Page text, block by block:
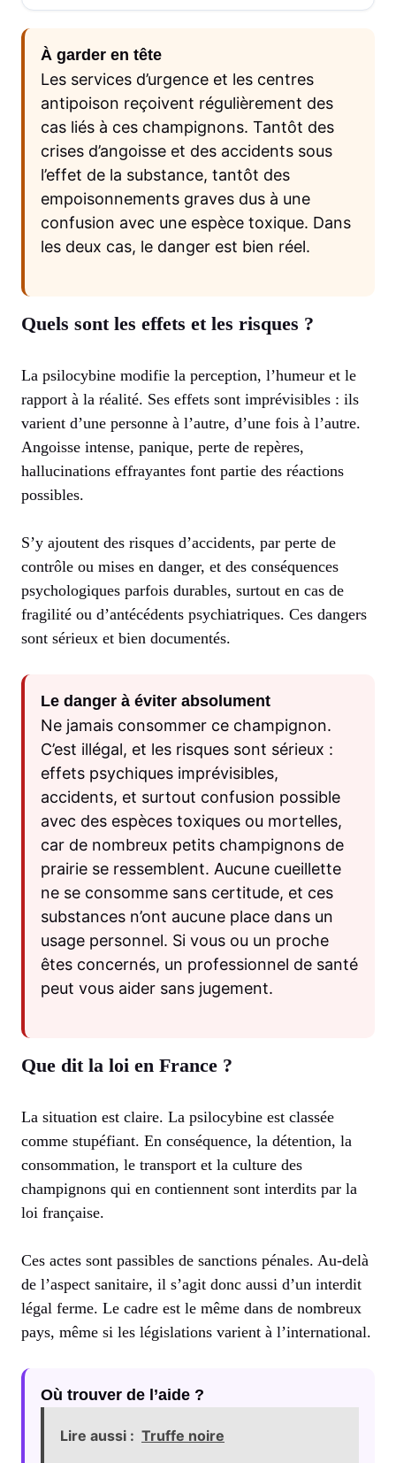
À garder en tête
Les services d’urgence et les centres
antipoison reçoivent régulièrement des
cas liés à ces champignons. Tantôt des
crises d’angoisse et des accidents sous
l’effet de la substance, tantôt des
empoisonnements graves dus à une
confusion avec une espèce toxique. Dans
les deux cas, le danger est bien réel.
Quels sont les effets et les risques ?
La psilocybine modifie la perception, l’humeur et le
rapport à la réalité. Ses effets sont imprévisibles : ils
varient d’une personne à l’autre, d’une fois à l’autre.
Angoisse intense, panique, perte de repères,
hallucinations effrayantes font partie des réactions
possibles.
S’y ajoutent des risques d’accidents, par perte de
contrôle ou mises en danger, et des conséquences
psychologiques parfois durables, surtout en cas de
fragilité ou d’antécédents psychiatriques. Ces dangers
sont sérieux et bien documentés.
Le danger à éviter absolument
Ne jamais consommer ce champignon.
C’est illégal, et les risques sont sérieux :
effets psychiques imprévisibles,
accidents, et surtout confusion possible
avec des espèces toxiques ou mortelles,
car de nombreux petits champignons de
prairie se ressemblent. Aucune cueillette
ne se consomme sans certitude, et ces
substances n’ont aucune place dans un
usage personnel. Si vous ou un proche
êtes concernés, un professionnel de santé
peut vous aider sans jugement.
Que dit la loi en France ?
La situation est claire. La psilocybine est classée
comme stupéfiant. En conséquence, la détention, la
consommation, le transport et la culture des
champignons qui en contiennent sont interdits par la
loi française.
Ces actes sont passibles de sanctions pénales. Au-delà
de l’aspect sanitaire, il s’agit donc aussi d’un interdit
légal ferme. Le cadre est le même dans de nombreux
pays, même si les législations varient à l’international.
Où trouver de l’aide ?
Lire aussi : Truffe noire